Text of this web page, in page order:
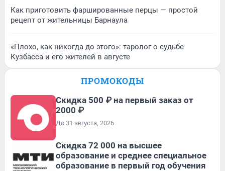
Как приготовить фаршированные перцы — простой
рецепт от жительницы Барнаула
«Плохо, как никогда до этого»: таролог о судьбе
Кузбасса и его жителей в августе
ПРОМОКОДЫ
Скидка 500 ₽ на первый заказ от
2000 ₽
До 31 августа, 2026
Скидка 72 000 на высшее
образование и среднее специальное
образование в первый год обучения